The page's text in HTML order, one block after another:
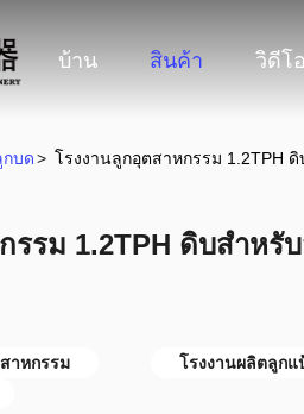
บ้าน สินค้า วิดีโอ
กบด> โรงงานลูกอุตสาหกรรม 1.2TPH
รรม 1.2TPH ดิบสำหรั
าหกรรม
โรงงานผลิตลูกแ